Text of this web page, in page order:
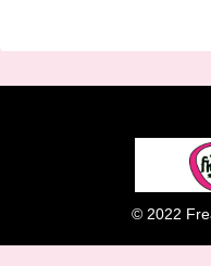
© 2022